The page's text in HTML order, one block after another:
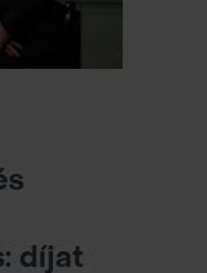
díjat